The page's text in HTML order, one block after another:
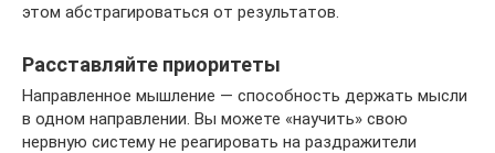
этом абстрагироваться от результатов.
Расставляйте приоритеты
Направленное мышление — способность держать мысли
в одном направлении. Вы можете «научить» свою
нервную систему не реагировать на раздражители